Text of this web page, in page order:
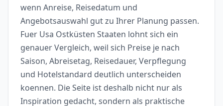
wenn Anreise, Reisedatum und
Angebotsauswahl gut zu Ihrer Planung passen.
Fuer Usa Ostküsten Staaten lohnt sich ein
genauer Vergleich, weil sich Preise je nach
Saison, Abreisetag, Reisedauer, Verpflegung
und Hotelstandard deutlich unterscheiden
koennen. Die Seite ist deshalb nicht nur als
Inspiration gedacht, sondern als praktische